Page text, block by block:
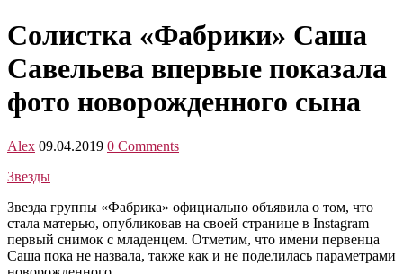
Солистка «Фабрики» Саша
Савельева впервые показала
фото новорожденного сына
Alex 09.04.2019 0 Comments
Звезды
Звезда группы «Фабрика» официально объявила о том, что
стала матерью, опубликовав на своей странице в Instagram
первый снимок с младенцем. Отметим, что имени первенца
Саша пока не назвала, также как и не поделилась параметрами